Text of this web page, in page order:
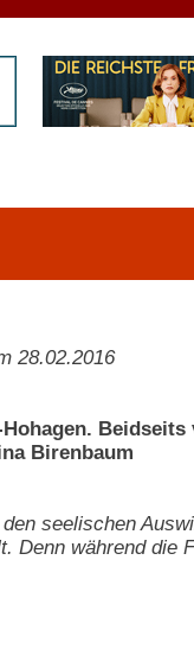
28.02.2016
Birenbaum
seelischen
Denn während die